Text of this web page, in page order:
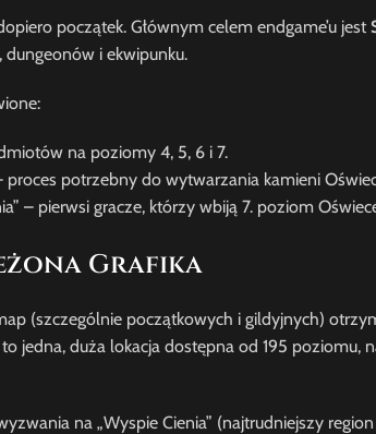
początek. Głównym celem endgame’u jest
i ekwipunku.
na poziomy 4, 5, 6 i 7.
proces potrzebny do wytwarzania kamieni
– pierwsi gracze, którzy wbiją 7. poziom
Grafika
(szczególnie początkowych i gildyjnych)
jedna, duża lokacja dostępna od 195 poziomu,
na „Wyspie Cienia” (najtrudniejszy